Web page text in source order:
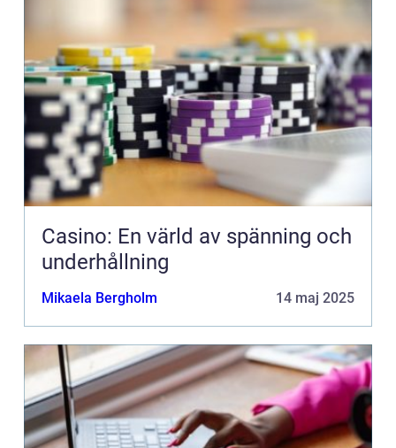
Casino: En värld av spänning och
underhållning
Mikaela Bergholm 14 maj 2025